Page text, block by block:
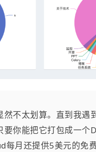
不太划算。直到我
你能把它打包成一
每月还提供5美元的免